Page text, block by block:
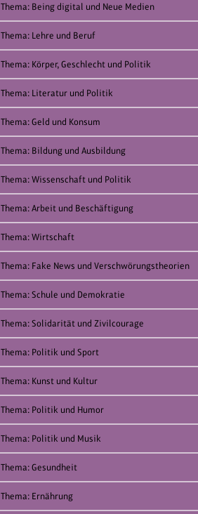
Thema: Being digital und Neue Medien
Thema: Lehre und Beruf
Thema: Körper, Geschlecht und Politik
Thema: Literatur und Politik
Thema: Geld und Konsum
Thema: Bildung und Ausbildung
Thema: Wissenschaft und Politik
Thema: Arbeit und Beschäftigung
Thema: Wirtschaft
Thema: Fake News und Verschwörungstheorien
Thema: Schule und Demokratie
Thema: Solidarität und Zivilcourage
Thema: Politik und Sport
Thema: Kunst und Kultur
Thema: Politik und Humor
Thema: Politik und Musik
Thema: Gesundheit
Thema: Ernährung